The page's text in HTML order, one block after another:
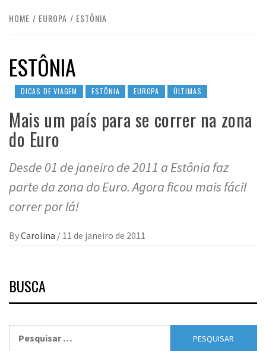
HOME EUROPA ESTÔNIA
ESTÔNIA
DICAS DE VIAGEM ESTÔNIA EUROPA ÚLTIMAS
Mais um país para se correr na zona
do Euro
Desde 01 de janeiro de 2011 a Estônia faz
parte da zona do Euro. Agora ficou mais fácil
correr por lá!
ByCarolina / 11 de janeiro de 2011
BUSCA